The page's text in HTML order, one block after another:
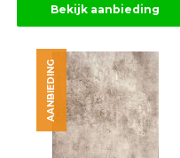
Afwatering
diversen
Beplantings
betonelementen
Overig
Kunstgras
Bekijk aanbieding
AANBIEDING